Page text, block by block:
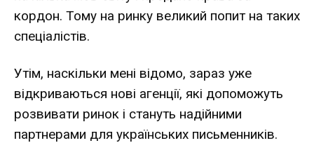
кордон. Тому на ринку великий попит на таких
спеціалістів.
Утім, наскільки мені відомо, зараз уже
відкриваються нові агенції, які допоможуть
розвивати ринок і стануть надійними
партнерами для українських письменників.